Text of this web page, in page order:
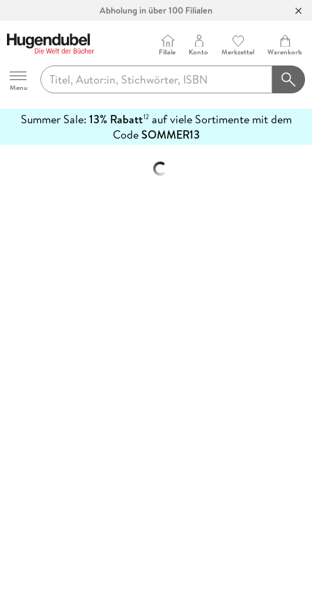
Abholung in über 100 Filialen
Hugendubel
Menu
Filiale Konto Merkzettel Warenkorb
Summer Sale: 13% Rabatt12auf viele Sortimente mit dem
CodeSOMMER13
erfahren